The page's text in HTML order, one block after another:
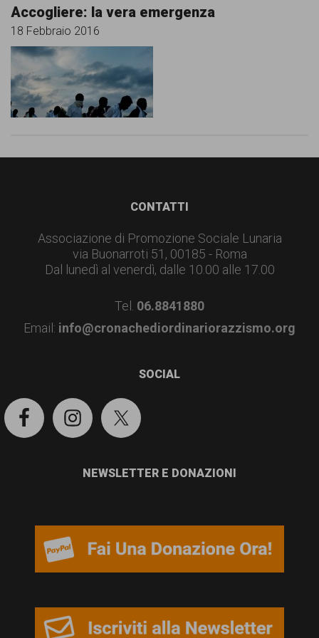
Accogliere: la vera emergenza
18 Febbraio 2016
CONTATTI
Associazione di Promozione Sociale Lunaria
via Buonarroti 51, 00185 - Roma
Dal lunedì al venerdì, dalle 10.00 alle 17.00
Tel. 06.8841880
Email: info@cronachediordinariorazzismo.org
SOCIAL
NEWSLETTER E DONAZIONI